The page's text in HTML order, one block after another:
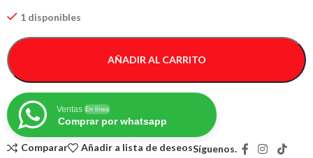
1 disponibles
AÑADIR AL CARRITO
Ventas En línea
Comprar por whatsapp
Comparar Añadir a lista de deseosSíguenos.